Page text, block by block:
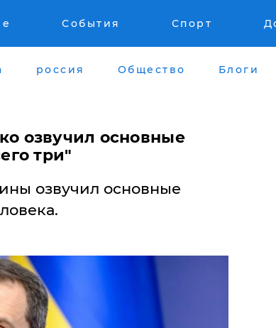
События Спорт
россия Общество Блоги
озвучил основные
три"
озвучил основные